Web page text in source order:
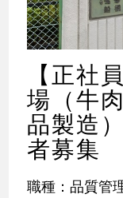
【正社
場（牛
品製造
者募集
職種：品質管